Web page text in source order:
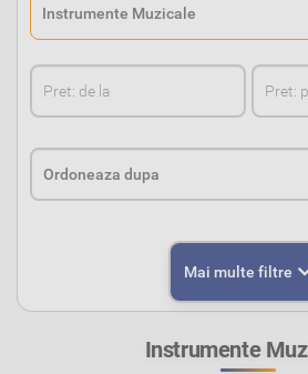
Mai multe filtre
Instrumente